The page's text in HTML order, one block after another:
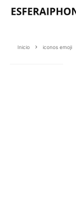
Inicio iconos emoji